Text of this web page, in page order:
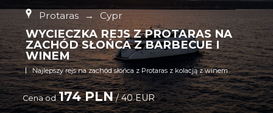
Protaras → Cypr
WYCIECZKA REJS Z PROTARAS NA
ZACHÓD SŁOŃCA Z BARBECUE I
WINEM
Najlepszy rejs na zachód słońca z Protaras z kolacją z winem
Cena od 174 PLN/ 40 EUR